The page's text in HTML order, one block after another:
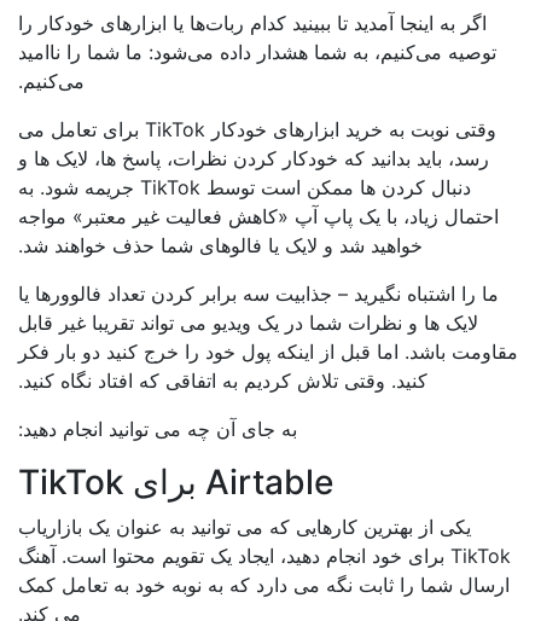
اگر به اینجا آمدید تا ببینید کدام ربات‌ها یا ابزارهای خودکار را
توصیه می‌کنیم، به شما هشدار داده می‌شود: ما شما را ناامید
می‌کنیم.
وقتی نوبت به خرید ابزارهای خودکار TikTok برای تعامل می
رسد، باید بدانید که خودکار کردن نظرات، پاسخ ها، لایک ها و
دنبال کردن ها ممکن است توسط TikTok جریمه شود. به
احتمال زیاد، با یک پاپ آپ «کاهش فعالیت غیر معتبر» مواجه
خواهید شد و لایک یا فالوهای شما حذف خواهند شد.
ما را اشتباه نگیرید – جذابیت سه برابر کردن تعداد فالوورها یا
لایک ها و نظرات شما در یک ویدیو می تواند تقریبا غیر قابل
باشد. اما قبل از اینکه پول خود را خرج کنید دو بار فکر
کنید. وقتی تلاش کردیم به اتفاقی که افتاد نگاه کنید.
به جای آن چه می توانید انجام دهید:
Airtable برای TikTok
یکی از بهترین کارهایی که می توانید به عنوان یک بازاریاب
TikTok برای خود انجام دهید، ایجاد یک تقویم محتوا است. آهنگ
شما را ثابت نگه می دارد که به نوبه خود به تعامل کمک
می کند.